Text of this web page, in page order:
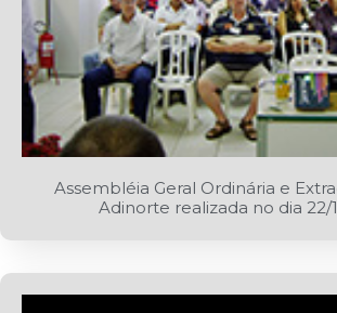
Assembléia Geral Ordinária e
Adinorte realizada no dia 22/